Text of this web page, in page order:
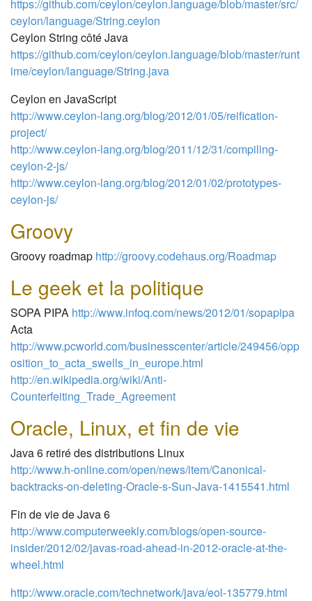
https://github.com/ceylon/ceylon.language/blob/master/src/
ceylon/language/String.ceylon
Ceylon String côté Java
https://github.com/ceylon/ceylon.language/blob/master/runt
ime/ceylon/language/String.java
Ceylon en JavaScript
http://www.ceylon-lang.org/blog/2012/01/05/reification-
project/
http://www.ceylon-lang.org/blog/2011/12/31/compiling-
ceylon-2-js/
http://www.ceylon-lang.org/blog/2012/01/02/prototypes-
ceylon-js/
Groovy
Groovy roadmap http://groovy.codehaus.org/Roadmap
Le geek et la politique
SOPA PIPA http://www.infoq.com/news/2012/01/sopapipa
Acta
http://www.pcworld.com/businesscenter/article/249456/opp
osition_to_acta_swells_in_europe.html
http://en.wikipedia.org/wiki/Anti-
Counterfeiting_Trade_Agreement
Oracle, Linux, et fin de vie
Java 6 retiré des distributions Linux
http://www.h-online.com/open/news/item/Canonical-
backtracks-on-deleting-Oracle-s-Sun-Java-1415541.html
Fin de vie de Java 6
http://www.computerweekly.com/blogs/open-source-
insider/2012/02/javas-road-ahead-in-2012-oracle-at-the-
wheel.html
http://www.oracle.com/technetwork/java/eol-135779.html